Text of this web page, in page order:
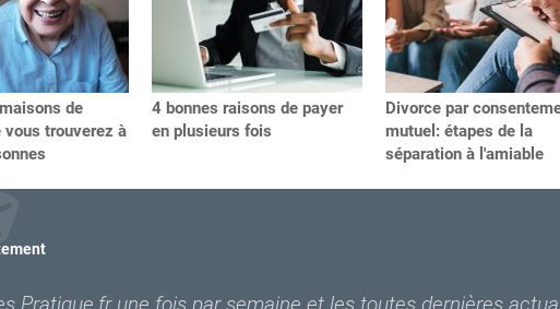
de
vous trouverez à
4 bonnes raisons de payer
en plusieurs fois
Divorce par
mutuel: étapes de la
séparation à l'amiable